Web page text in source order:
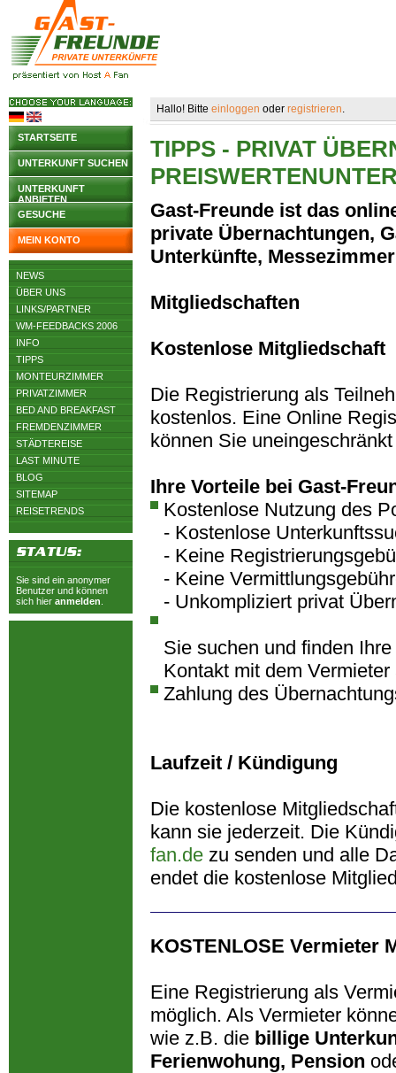
STARTSEITE
UNTERKUNFT SUCHEN
UNTERKUNFT
ANBIETEN
GESUCHE
MEIN KONTO
NEWS
ÜBER UNS
LINKS/PARTNER
WM-FEEDBACKS 2006
INFO
TIPPS
MONTEURZIMMER
PRIVATZIMMER
BED AND BREAKFAST
FREMDENZIMMER
STÄDTEREISE
LAST MINUTE
BLOG
SITEMAP
REISETRENDS
Sie sind ein anonymer
Benutzer und können
sich hier anmelden
Hallo! Bitte einloggen oder registrieren.
TIPPS - PRIVAT
Gast-Freunde ist das
private Übernachtungen,
Unterkünfte,
Mitgliedschaften
Kostenlose Mitgliedschaft
Die Registrierung als
kostenlos. Eine Online
können Sie
Ihre Vorteile bei Gast-
Kostenlose Nutzung des
- Kostenlose
- Keine
- Keine
- Unkompliziert privat
Sie suchen und finden
Kontakt mit dem Vermieter
Zahlung des
Laufzeit / Kündigung
Die kostenlose
kann sie jederzeit. Die
fan.de zu senden und alle
endet die kostenlose
KOSTENLOSE Vermieter
Eine Registrierung als
möglich. Als Vermieter
wie z.B. die billige
Ferienwohung, Pension